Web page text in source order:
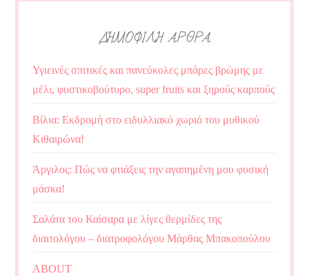
ΔΗΜΟΦΙΛΗ ΑΡΘΡΑ
Υγιεινές σπιτικές και πανεύκολες μπάρες βρώμης με
μέλι, φυστικοβούτυρο, super fruits και ξηρούς καρπούς
Βίλια: Εκδρομή στο ειδυλλιακό χωριό του μυθικού
Κιθαιρώνα!
Άργιλος: Πώς να φτιάξεις την αγαπημένη μου φυσική
μάσκα!
Σαλάτα του Καίσαρα με λίγες θερμίδες της
διαιτολόγου – διατροφολόγου Μάρθας Μπακοπούλου
ABOUT